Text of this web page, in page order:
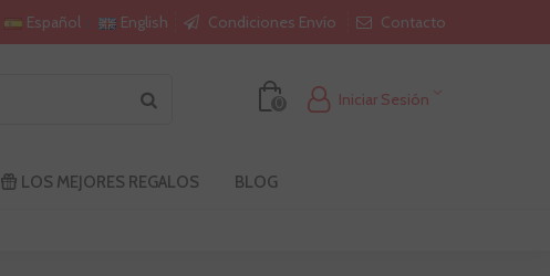
Español English Condiciones Envío Contacto
0 Iniciar Sesión
LOS MEJORES REGALOS BLOG